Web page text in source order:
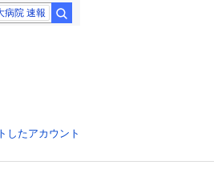
病院 速報
したアカウント